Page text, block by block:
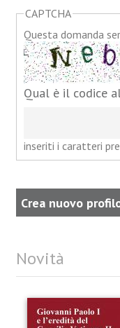
CAPTCHA
Questa domanda
Qual è il codice
inseriti i caratteri
Novità